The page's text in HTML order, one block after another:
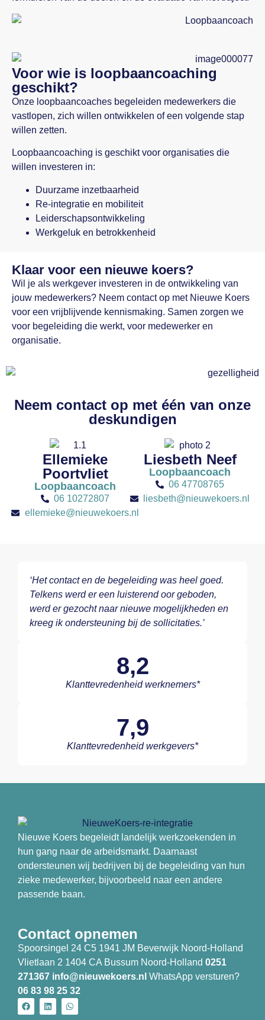
Voor wie is loopbaancoaching
geschikt?
Onze loopbaancoaches begeleiden medewerkers die
vastlopen, zich willen ontwikkelen of een volgende stap
willen zetten.
Loopbaancoaching is geschikt voor organisaties die
willen investeren in:
Duurzame inzetbaarheid
Re-integratie en mobiliteit
Leiderschapsontwikkeling
Werkgeluk en betrokkenheid
Klaar voor een nieuwe koers?
Wil je als werkgever investeren in de ontwikkeling van
jouw medewerkers? Neem contact op met Nieuwe Koers
voor een vrijblijvende kennismaking. Samen zorgen we
voor begeleiding die werkt, voor medewerker en
organisatie.
Neem contact op met één van onze
deskundigen
Ellemieke
Poortvliet
Loopbaancoach
06 10272807
ellemieke@nieuwekoers.nl
Liesbeth Neef
Loopbaancoach
06 47708765
liesbeth@nieuwekoers.nl
‘Het contact en de begeleiding was heel goed.
Telkens werd er een luisterend oor geboden,
werd er gezocht naar nieuwe mogelijkheden en
kreeg ik ondersteuning bij de sollicitaties.’
8,2
Klanttevredenheid werknemers*
7,9
Klanttevredenheid werkgevers*
Nieuwe Koers begeleidt landelijk werkzoekenden in
hun gang naar de arbeidsmarkt. Daarnaast
ondersteunen wij bedrijven bij de begeleiding van hun
zieke medewerker, bijvoorbeeld naar een andere
passende baan.
Contact opnemen
Spoorsingel 24 C5 1941 JM Beverwijk Noord-Holland
Vlietlaan 2 1404 CA Bussum Noord-Holland 0251
271367 info@nieuwekoers.nl WhatsApp versturen?
06 83 98 25 32